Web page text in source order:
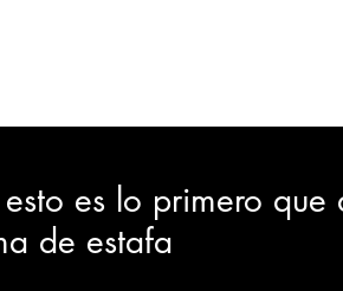
es lo primero que
de estafa